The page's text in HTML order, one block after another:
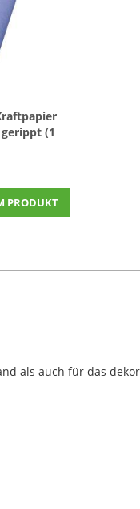
(1
PRODUKT
als auch für das